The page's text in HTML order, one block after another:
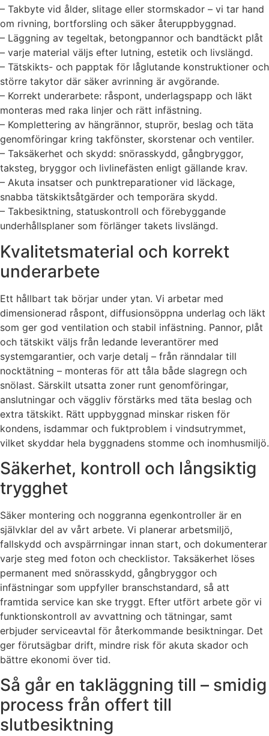
– Takbyte vid ålder, slitage eller stormskador – vi tar hand
om rivning, bortforsling och säker återuppbyggnad.
– Läggning av tegeltak, betongpannor och bandtäckt plåt
– varje material väljs efter lutning, estetik och livslängd.
– Tätskikts- och papptak för låglutande konstruktioner och
större takytor där säker avrinning är avgörande.
– Korrekt underarbete: råspont, underlagspapp och läkt
monteras med raka linjer och rätt infästning.
– Komplettering av hängrännor, stuprör, beslag och täta
genomföringar kring takfönster, skorstenar och ventiler.
– Taksäkerhet och skydd: snörasskydd, gångbryggor,
taksteg, bryggor och livlinefästen enligt gällande krav.
– Akuta insatser och punktreparationer vid läckage,
snabba tätskiktsåtgärder och temporära skydd.
– Takbesiktning, statuskontroll och förebyggande
underhållsplaner som förlänger takets livslängd.
Kvalitetsmaterial och korrekt
underarbete
Ett hållbart tak börjar under ytan. Vi arbetar med
dimensionerad råspont, diffusionsöppna underlag och läkt
som ger god ventilation och stabil infästning. Pannor, plåt
och tätskikt väljs från ledande leverantörer med
systemgarantier, och varje detalj – från ränndalar till
nocktätning – monteras för att tåla både slagregn och
snölast. Särskilt utsatta zoner runt genomföringar,
anslutningar och väggliv förstärks med täta beslag och
extra tätskikt. Rätt uppbyggnad minskar risken för
kondens, isdammar och fuktproblem i vindsutrymmet,
vilket skyddar hela byggnadens stomme och inomhusmiljö.
Säkerhet, kontroll och långsiktig
trygghet
Säker montering och noggranna egenkontroller är en
självklar del av vårt arbete. Vi planerar arbetsmiljö,
fallskydd och avspärrningar innan start, och dokumenterar
varje steg med foton och checklistor. Taksäkerhet löses
permanent med snörasskydd, gångbryggor och
infästningar som uppfyller branschstandard, så att
framtida service kan ske tryggt. Efter utfört arbete gör vi
funktionskontroll av avvattning och tätningar, samt
erbjuder serviceavtal för återkommande besiktningar. Det
ger förutsägbar drift, mindre risk för akuta skador och
bättre ekonomi över tid.
Så går en takläggning till – smidig
process från offert till
slutbesiktning